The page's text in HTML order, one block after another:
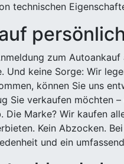
technischen
zum
Und keine Sorge: Wir
können Sie uns
Sie verkaufen möchten
Die Marke? Wir kaufen
Kein Abzocken.
und ein